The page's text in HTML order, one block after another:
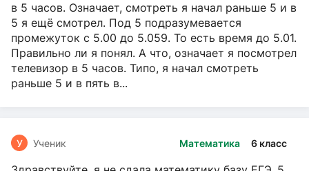
в 5 часов. Означает, смотреть я начал раньше 5 и в
5 я ещё смотрел. Под 5 подразумевается
промежуток с 5.00 до 5.059. То есть время до 5.01.
Правильно ли я понял. А что, означает я посмотрел
телевизор в 5 часов. Типо, я начал смотреть
раньше 5 и в пять в...
Математика 6 класс
У Ученик